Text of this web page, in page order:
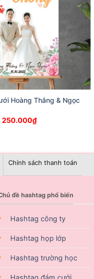
Hoàng Thắng & Ngọc
250.000₫
Chính sách thanh toán
đề hashtag phổ biến
Hashtag công ty
Hashtag họp lớp
Hashtag trường học